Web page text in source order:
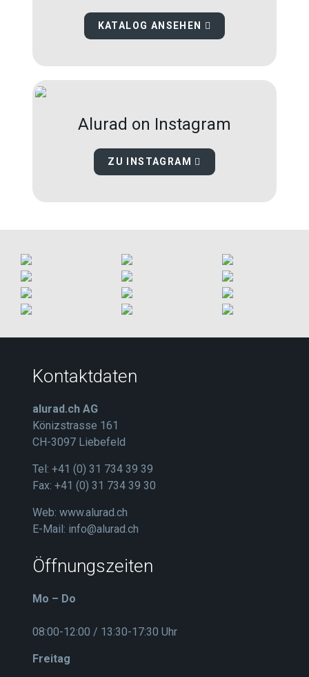
KATALOG ANSEHEN
Alurad on Instagram
ZU INSTAGRAM
Kontaktdaten
alurad.ch AG
Könizstrasse 161
CH-3097 Liebefeld
Tel: +41 (0) 31 734 39 39
Fax: +41 (0) 31 734 39 30
Web:www.alurad.ch
E-Mail: info@alurad.ch
Öffnungszeiten
Mo – Do
08:00-12:00 / 13:30-17:30 Uhr
Freitag